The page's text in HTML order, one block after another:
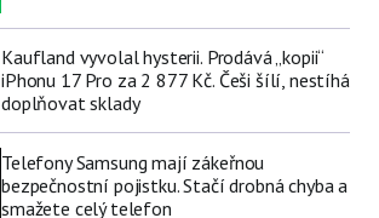
Kaufland vyvolal hysterii. Prodává „kopii“
iPhonu 17 Pro za 2 877 Kč. Češi šílí, nestíhá
doplňovat sklady
Telefony Samsung mají zákeřnou
bezpečnostní pojistku. Stačí drobná chyba a
smažete celý telefon